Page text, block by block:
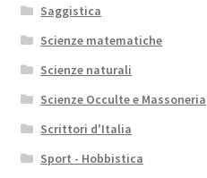
Saggistica
Scienze matematiche
Scienze naturali
Scienze Occulte e Massoneria
Scrittori d'Italia
Sport - Hobbistica